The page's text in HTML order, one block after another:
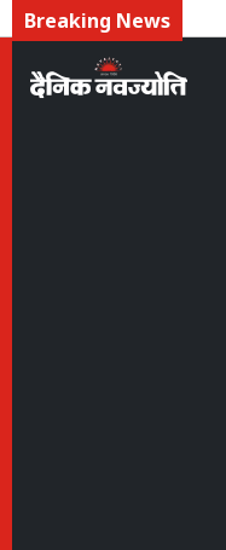
Breaking News